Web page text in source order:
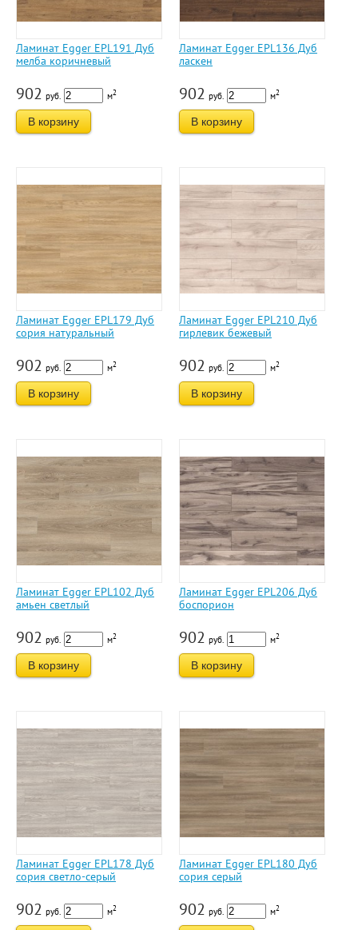
Ламинат Egger EPL191 Дуб
мелба коричневый
902 руб. м2
В корзину
Ламинат Egger EPL136 Дуб
ласкен
902 руб. м2
В корзину
Ламинат Egger EPL179 Дуб
сория натуральный
902 руб. м2
В корзину
Ламинат Egger EPL210 Дуб
гирлевик бежевый
902 руб. м2
В корзину
Ламинат Egger EPL102 Дуб
амьен светлый
902 руб. м2
В корзину
Ламинат Egger EPL206 Дуб
боспорион
902 руб. м2
В корзину
Ламинат Egger EPL178 Дуб
сория светло-серый
902 руб. м2
Ламинат Egger EPL180 Дуб
сория серый
902 руб. м2